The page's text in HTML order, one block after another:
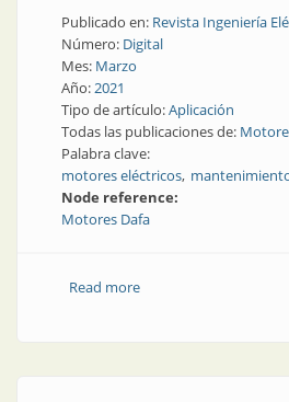
Publicado en: Revista Ingeniería
Número: Digital
Mes: Marzo
Año:2021
Tipo de artículo:Aplicación
Todas las publicaciones de:
Palabra clave:
motores eléctricos
Node reference:
Motores Dafa
Read moreabout Cómo limpiar